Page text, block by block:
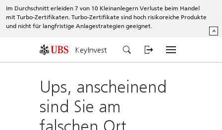
Im Durchschnitt erleiden 7 von 10 Kleinanlegern Verluste beim Handel
mit Turbo-Zertifikaten. Turbo-Zertifikate sind hoch risikoreiche Produkte
und nicht für langfristige Anlagestrategien geeignet.
^
KeyInvest
Ups, anscheinend
sind Sie am
falschen Ort